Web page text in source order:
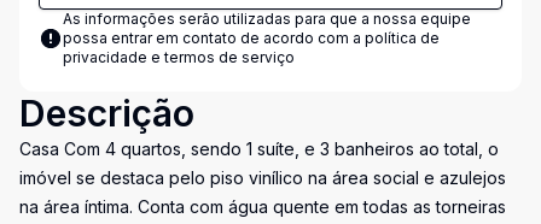
As informações serão utilizadas para que a nossa equipe
possa entrar em contato de acordo com a política de
privacidade e termos de serviço
Descrição
Casa Com 4 quartos, sendo 1 suíte, e 3 banheiros ao total, o
imóvel se destaca pelo piso vinílico na área social e azulejos
na área íntima. Conta com água quente em todas as torneiras